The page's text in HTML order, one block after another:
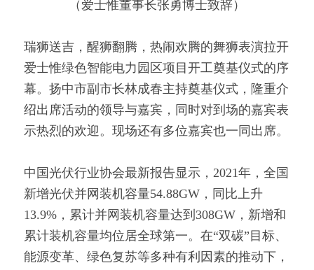
（爱士惟董事长张勇博士致辞）
瑞狮送吉，醒狮翻腾，热闹欢腾的舞狮表演拉开
爱士惟绿色智能电力园区项目开工奠基仪式的序
幕。扬中市副市长林成春主持奠基仪式，隆重介
绍出席活动的领导与嘉宾，同时对到场的嘉宾表
示热烈的欢迎。现场还有多位嘉宾也一同出席。
中国光伏行业协会最新报告显示，2021年，全国
新增光伏并网装机容量54.88GW，同比上升
13.9%，累计并网装机容量达到308GW，新增和
累计装机容量均位居全球第一。在“双碳”目标、
能源变革、绿色复苏等多种有利因素的推动下，